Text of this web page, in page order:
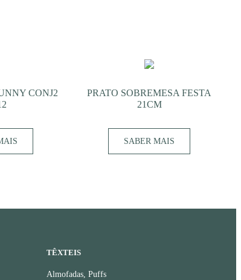
CONJ2
PRATO SOBREMESA FESTA
21CM
SABER MAIS
TÊXTEIS
Almofadas, Puffs